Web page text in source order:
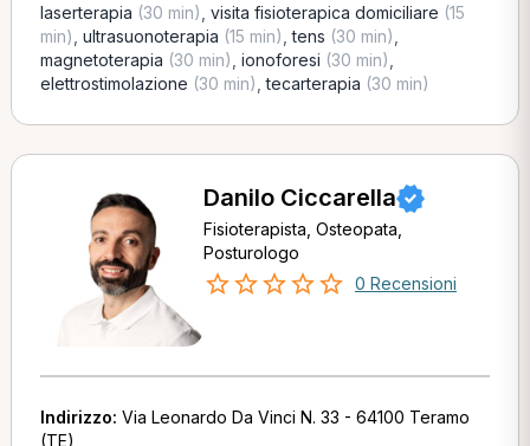
laserterapia (30 min) visita fisioterapica domiciliare (15
min) ultrasuonoterapia (15 min) ,tens (30 min)
magnetoterapia (30 min) ionoforesi (30 min)
elettrostimolazione (30 min) ,tecarterapia (30 min)
Danilo Ciccarella
Fisioterapista, Osteopata,
Posturologo
0 Recensioni
Indirizzo: Via Leonardo Da Vinci N. 33 - 64100 Teramo
(TE)